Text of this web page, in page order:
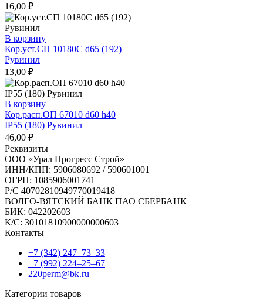
16,00 ₽
В корзину
Кор.уст.СП 10180С d65 (192)
Рувинил
13,00 ₽
В корзину
Кор.расп.ОП 67010 d60 h40
IP55 (180) Рувинил
46,00 ₽
Реквизиты
ООО «Урал Прогресс Строй»
ИНН/КПП: 5906080692 / 590601001
ОГРН: 1085906001741
Р/C 40702810949770019418
ВОЛГО-ВЯТСКИЙ БАНК ПАО СБЕРБАНК
БИК: 042202603
К/С: 30101810900000000603
Контакты
+7 (342) 247‒73‒33
+7 (992) 224‒25‒67
220perm@bk.ru
Категории товаров